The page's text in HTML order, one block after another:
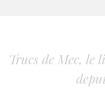
Trucs de Mec, le